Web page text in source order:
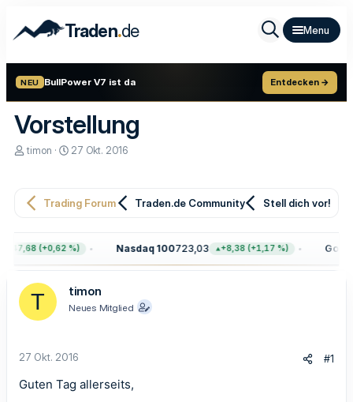
Traden.de
NEU BullPower V7 ist da Entdecken →
Vorstellung
E
e
r
timon
E
e
a
m
27 Okt. 2016
Trading Forum Traden.de Community Stell dich vor!
+47,68 (+0,62 %) Nasdaq 100723,03 +8,38 (+1,17 %) Gold
T timon
Neues Mitglied
27 Okt. 2016 #1
Guten Tag allerseits,